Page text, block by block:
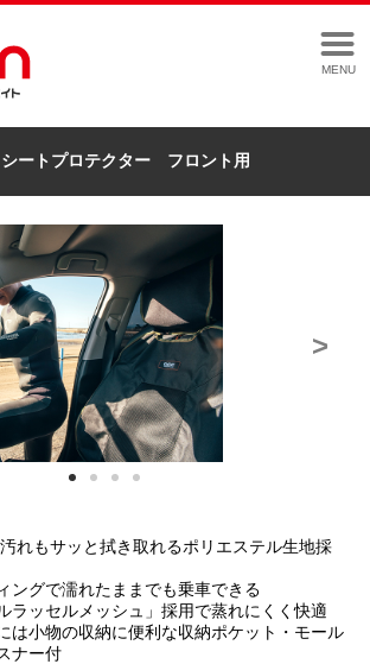
MENU
ートプロテクター フロント用
>
れもサッと拭き取れるポリエステル生地採
ングで濡れたままでも乗車できる
ラッセルメッシュ」採用で蒸れにくく快適
は小物の収納に便利な収納ポケット・モール
ナー付